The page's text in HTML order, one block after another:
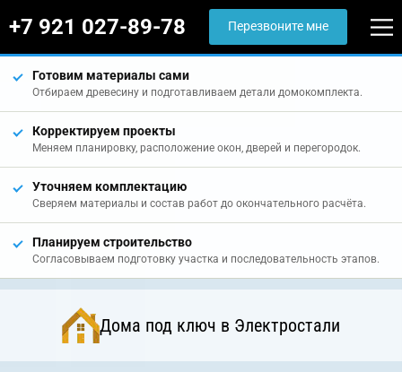
+7 921 027-89-78 Перезвоните мне
Готовим материалы сами
Отбираем древесину и подготавливаем детали домокомплекта.
Корректируем проекты
Меняем планировку, расположение окон, дверей и перегородок.
Уточняем комплектацию
Сверяем материалы и состав работ до окончательного расчёта.
Планируем строительство
Согласовываем подготовку участка и последовательность этапов.
Дома под ключ в Электростали